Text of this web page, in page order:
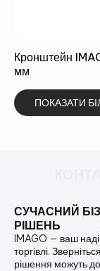
Кронштейн
мм
ПОКАЗАТИ
СУЧАСНИЙ
РІШЕНЬ
IMAGO — ваш
торгівлі.
рішення можуть